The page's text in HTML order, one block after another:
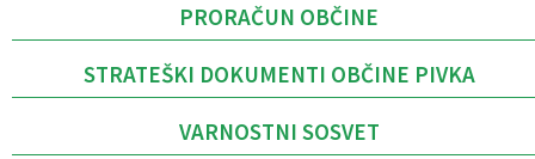
PRORAČUN OBČINE
STRATEŠKI DOKUMENTI OBČINE PIVKA
VARNOSTNI SOSVET